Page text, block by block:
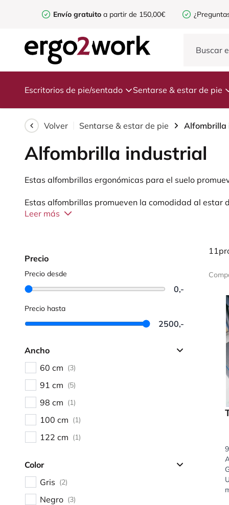
Envío gratuito a partir de 150,00€
Escritorios de pie/sentado Sentarse & estar de pie
Volver Sentarse & estar de pie Alfombrilla
Alfombrilla industrial
Estas alfombrillas ergonómicas para el suelo
Estas alfombrillas promueven la comodidad al
aplicaciones adicionales además de la comodidad
antifatiga y la alfombrilla Floor Line de 91 cm x 10
¡Ten en cuenta que para nuestras alfombrillas
pedido y se detallan por separado en la
Leer más
Precio
Precio desde
0,-
Precio hasta
2500,-
Ancho
60 cm (3)
91 cm (5)
98 cm (1)
100 cm (1)
122 cm (1)
Color
Gris (2)
Negro (3)